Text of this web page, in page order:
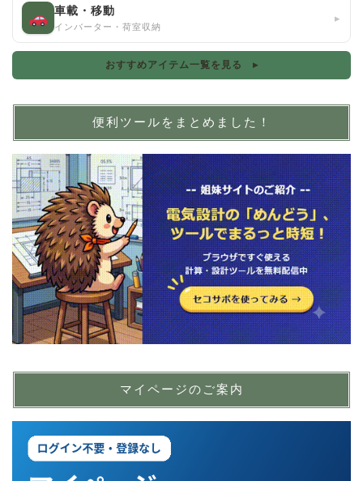
車載・移動
インバーター・荷室収納
▸
おすすめアイテム一覧を見る ▸
便利ツールをまとめました！
マイページのご案内